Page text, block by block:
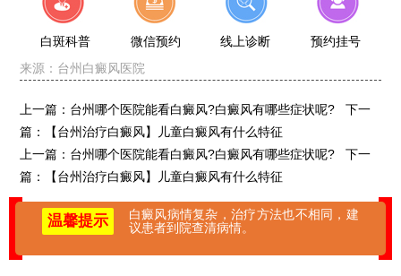
白斑科普 微信预约 线上诊断
预约挂号
来源： 台州白癜风医院
上一篇： 台州哪个医院能看白癜风?白癜风有哪些症状呢? 下一
篇：
【台州治疗白癜风】儿童白癜风有什么特征
上一篇： 台州哪个医院能看白癜风?白癜风有哪些症状呢? 下一
篇：
【台州治疗白癜风】儿童白癜风有什么特征
温馨提示
白癜风病情复杂，治疗方法也不相同，建
议患者到院查清病情。